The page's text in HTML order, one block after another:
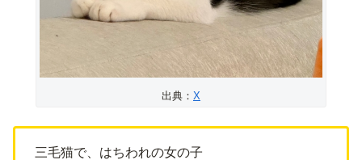
出典： X
三毛猫で、はちわれの女の子